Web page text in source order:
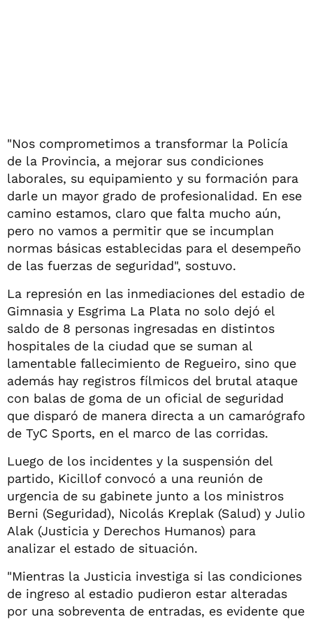
"Nos comprometimos a transformar la Policía
de la Provincia, a mejorar sus condiciones
laborales, su equipamiento y su formación para
darle un mayor grado de profesionalidad. En ese
camino estamos, claro que falta mucho aún,
pero no vamos a permitir que se incumplan
normas básicas establecidas para el desempeño
de las fuerzas de seguridad", sostuvo.
La represión en las inmediaciones del estadio de
Gimnasia y Esgrima La Plata no solo dejó el
saldo de 8 personas ingresadas en distintos
hospitales de la ciudad que se suman al
lamentable fallecimiento de Regueiro, sino que
además hay registros fílmicos del brutal ataque
con balas de goma de un oficial de seguridad
que disparó de manera directa a un camarógrafo
de TyC Sports, en el marco de las corridas.
Luego de los incidentes y la suspensión del
partido, Kicillof convocó a una reunión de
urgencia de su gabinete junto a los ministros
Berni (Seguridad), Nicolás Kreplak (Salud) y Julio
Alak (Justicia y Derechos Humanos) para
analizar el estado de situación.
"Mientras la Justicia investiga si las condiciones
de ingreso al estadio pudieron estar alteradas
por una sobreventa de entradas, es evidente que